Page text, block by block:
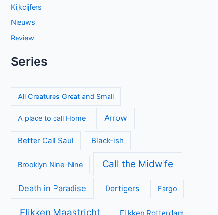
Kijkcijfers
Nieuws
Review
Series
All Creatures Great and Small
A place to call Home Arrow
Better Call Saul Black-ish
Brooklyn Nine-Nine Call the Midwife
Death in Paradise Dertigers Fargo
Flikken Maastricht Flikken Rotterdam